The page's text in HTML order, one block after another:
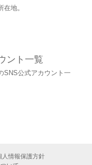
地。
ント一覧
SNS公式アカウント一
人情報保護方針